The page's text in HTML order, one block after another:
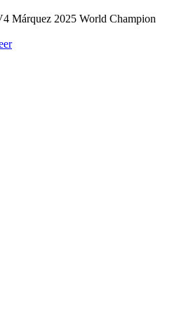
Márquez 2025 World Champion